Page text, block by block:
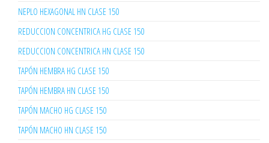
NEPLO HEXAGONAL HN CLASE 150
REDUCCION CONCENTRICA HG CLASE 150
REDUCCION CONCENTRICA HN CLASE 150
TAPÓN HEMBRA HG CLASE 150
TAPÓN HEMBRA HN CLASE 150
TAPÓN MACHO HG CLASE 150
TAPÓN MACHO HN CLASE 150